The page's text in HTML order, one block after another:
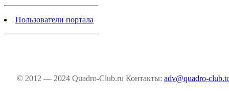
Пользователи портала
© 2012 — 2024 Quadro-Club.ru Контакты: adv@quadro-